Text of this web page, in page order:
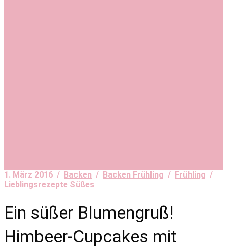
1. März 2016 / Backen / Backen Frühling / Frühling /
Lieblingsrezepte Süßes
Ein süßer Blumengruß!
Himbeer-Cupcakes mit